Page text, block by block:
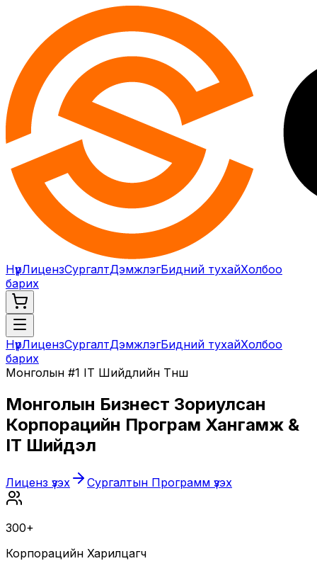
НүүрЛицензСургалтДэмжлэгБидний тухайХолбоо
барих
НүүрЛицензСургалтДэмжлэгБидний тухайХолбоо
барих
Монголын #1 IT Шийдлийн Түнш
Монголын Бизнест Зориулсан
Корпорацийн Програм Хангамж &
IT Шийдэл
Лиценз үзэх Сургалтын Программ үзэх
300+
Корпорацийн Харилцагч